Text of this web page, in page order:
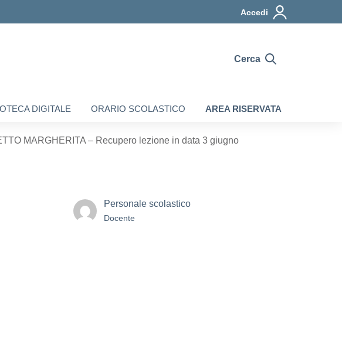
Accedi
Cerca
DIGITALE ORARIO SCOLASTICO AREA RISERVATA
MARGHERITA – Recupero lezione in data 3 giugno
Personale scolastico
Docente